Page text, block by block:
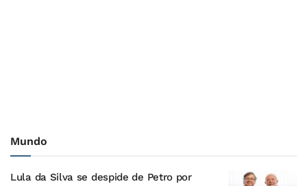
Mundo
Lula da Silva se despide de Petro por